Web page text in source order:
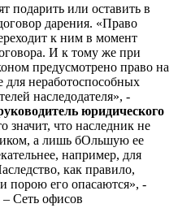
подарить или оставить в
дарения. «Право
к ним в момент
И к тому же при
предусмотрено право на
для неработоспособных
наследодателя», -
юридического
значит, что наследник не
а лишь бОльшую ее
например, для
как правило,
порою его опасаются», -
Сеть офисов